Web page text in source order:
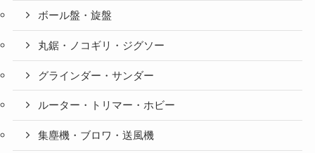
ボール盤・旋盤
丸鋸・ノコギリ・ジグソー
グラインダー・サンダー
ルーター・トリマー・ホビー
集塵機・ブロワ・送風機